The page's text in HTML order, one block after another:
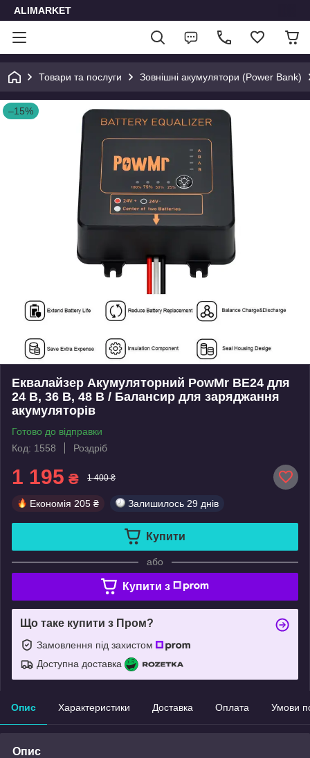
ALIMARKET
Товари та послуги Зовнішні акумулятори (Power Bank)
–15%
Еквалайзер Акумуляторний PowMr BE24 для
24 В, 36 В, 48 В / Балансир для заряджання
акумуляторів
Готово до відправки
Код: 1558
Роздріб
1 195 ₴ 1 400 ₴
Економія 205 ₴ Залишилось 29 днів
Купити
або
Купити з
Що таке купити з Пром?
Замовлення під захистом
Доступна доставка
Опис Характеристики Доставка Оплата Умови
Опис